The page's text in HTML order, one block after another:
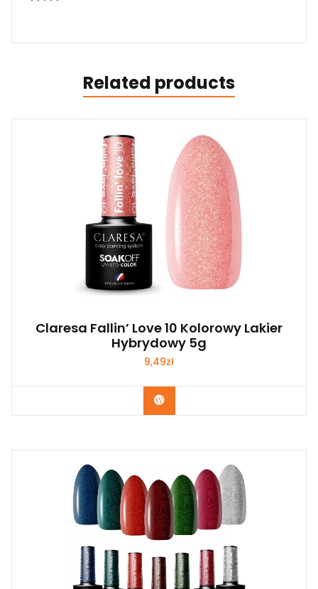
Related products
Claresa Fallin’ Love 10 Kolorowy Lakier
Hybrydowy 5g
9,49zł
Zobacz